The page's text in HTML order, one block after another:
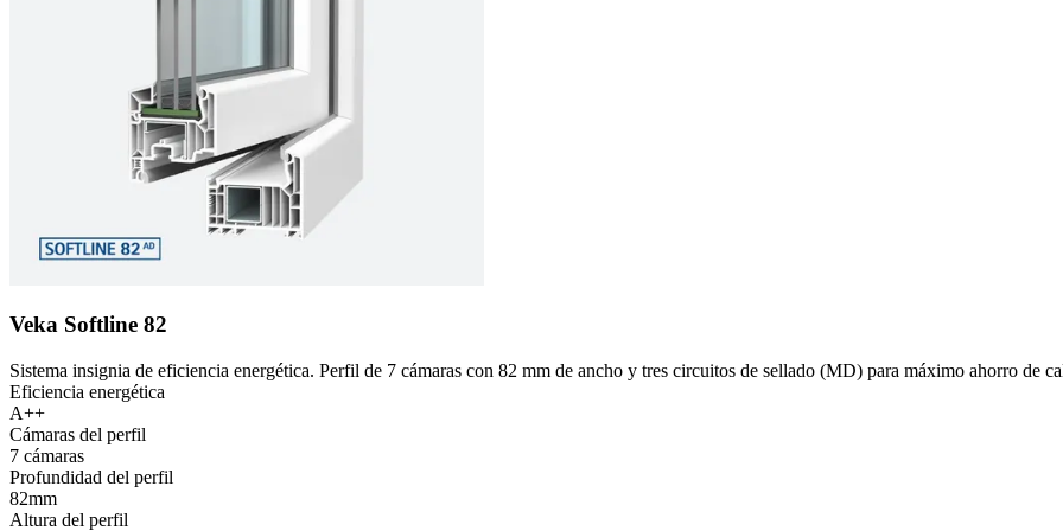
Veka Softline 82
Sistema insignia de eficiencia energética. Perfil de 7 cámaras con 82 mm de ancho y tres circuitos de sellado (MD) para máximo ahorro de
Eficiencia energética
A++
Cámaras del perfil
7 cámaras
Profundidad del perfil
82mm
Altura del perfil